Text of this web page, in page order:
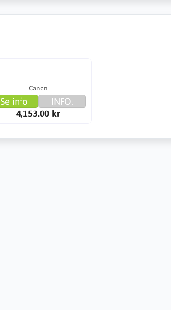
Canon
Se info
INFO.
4,153.00 kr